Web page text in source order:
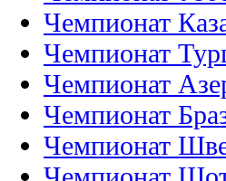
Чемпионат
Чемпионат
Чемпионат
Чемпионат
Чемпионат